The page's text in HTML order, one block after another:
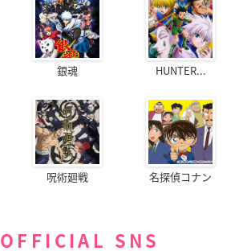
銀魂 HUNTER...
呪術廻戦 名探偵コナン
OFFICIAL SNS